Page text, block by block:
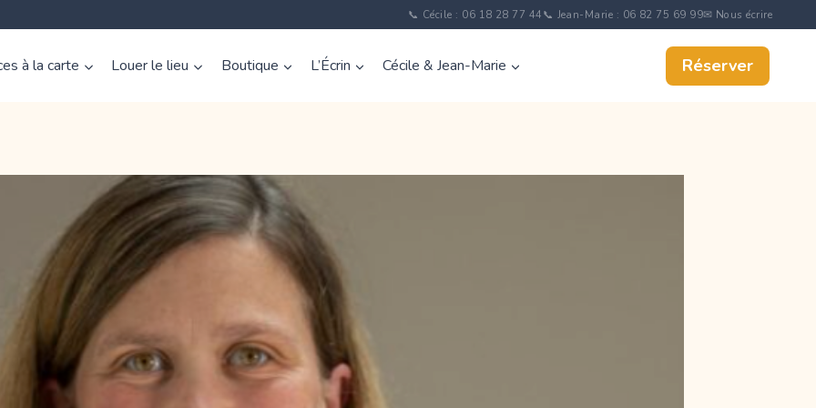
📞 Cécile : 06 18 28 77 44📞 Jean-Marie : 06 82 75 69 99✉ Nous écrire
à la carte Louer le lieu Boutique L’Écrin Cécile & Jean-Marie Réserver